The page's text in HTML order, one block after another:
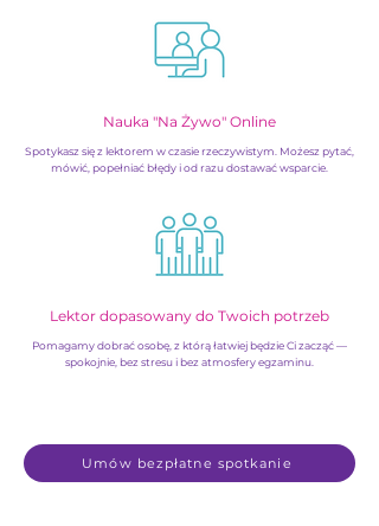
Nauka "Na Żywo" Online
Spotykasz się z lektorem w czasie rzeczywistym. Możesz pytać,
mówić, popełniać błędy i od razu dostawać wsparcie.
Lektor dopasowany do Twoich potrzeb
Pomagamy dobrać osobę, z którą łatwiej będzie Ci zacząć —
spokojnie, bez stresu i bez atmosfery egzaminu.
Umów bezpłatne spotkanie